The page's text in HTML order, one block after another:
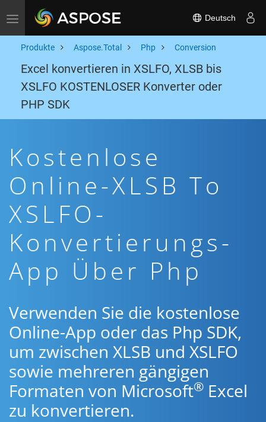
Toggle navigation Deutsch
Produkte Aspose.Total Php Conversion
Excel konvertieren in XSLFO, XLSB bis
XSLFO KOSTENLOSER Konverter oder
PHP SDK
Kostenlose
Online-XLSB To
XSLFO-
Konvertierungs-
App Über Php
Verwenden Sie die kostenlose
Online-App oder das Php SDK,
um zwischen XLSB und XSLFO
sowie mehreren gängigen
Formaten von Microsoft® Excel
zu konvertieren.